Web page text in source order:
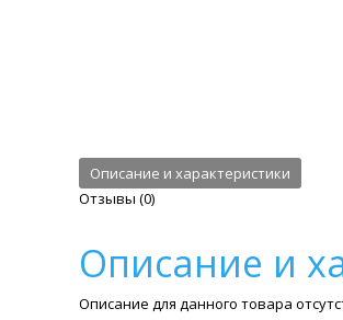
Описание и характеристики
Отзывы (0)
Описание и
Описание для данного товара